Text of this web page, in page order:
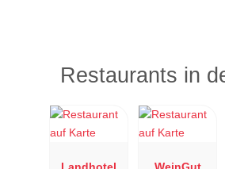
Restaurants in
Landhotel
WeinGut